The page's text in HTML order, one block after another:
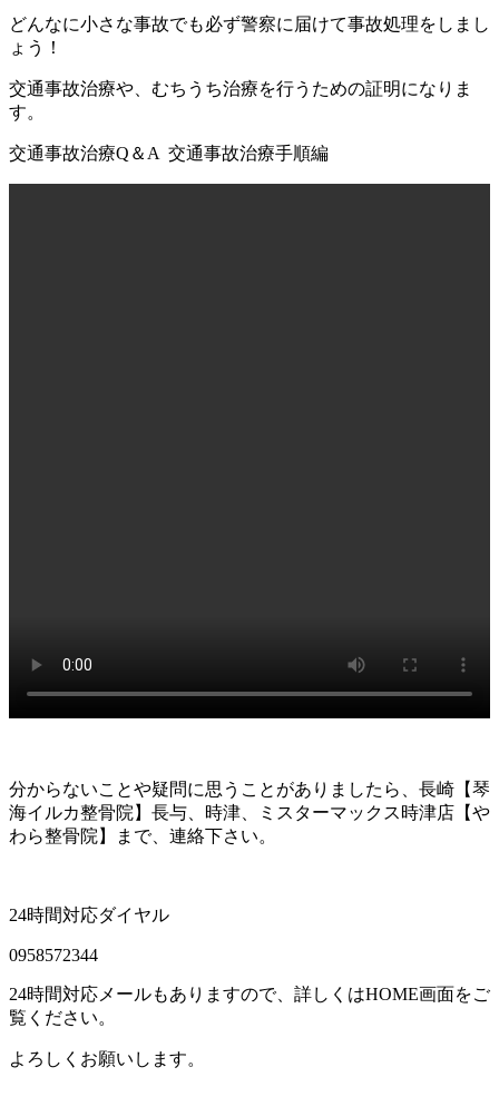
どんなに小さな事故でも必ず警察に届けて事故処理をしまし
ょう！
交通事故治療や、むちうち治療を行うための証明になりま
す。
交通事故治療Q＆A 交通事故治療手順編
分からないことや疑問に思うことがありましたら、長崎【琴
海イルカ整骨院】長与、時津、ミスターマックス時津店【や
わら整骨院】まで、連絡下さい。
24時間対応ダイヤル
0958572344
24時間対応メールもありますので、詳しくはHOME画面をご
覧ください。
よろしくお願いします。